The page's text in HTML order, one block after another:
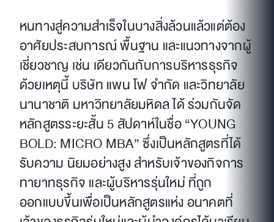
หนทางสู่ความสำเร็จในบางสิ่งล้วนแล้วแต่ต้อง
อาศัยประสบการณ์ พื้นฐาน และแนวทางจากผู้
เชี่ยวชาญ เช่น เดียวกันกับการบริหารธุรกิจ
ด้วยเหตุนี้ บริษัท แพน โฟ จำกัด และวิทยาลัย
นานาชาติ มหาวิทยาลัยมหิดล ได้ ร่วมกันจัด
หลักสูตรระยะสั้น 5 สัปดาห์ในชื่อ “YOUNG
BOLD: MICRO MBA” ซึ่งเป็นหลักสูตรที่ได้
รับความ นิยมอย่างสูง สำหรับเจ้าของกิจการ
ทายาทธุรกิจ และผู้บริหารรุ่นใหม่ ที่ถูก
ออกแบบขึ้นเพื่อเป็นหลักสูตรแห่ง อนาคตที่